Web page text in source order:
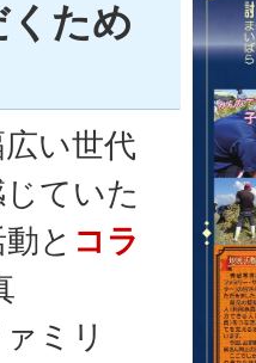
ため
い世代
ていた
と コラ
ミリ